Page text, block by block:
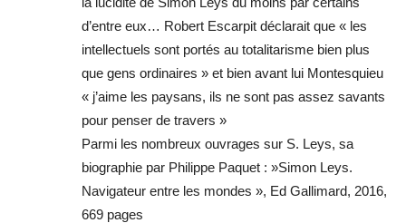
d’entre eux… Robert Escarpit déclarait que « les
intellectuels sont portés au totalitarisme bien plus
que gens ordinaires » et bien avant lui Montesquieu
« j’aime les paysans, ils ne sont pas assez savants
pour penser de travers »
Parmi les nombreux ouvrages sur S. Leys, sa
biographie par Philippe Paquet : »Simon Leys.
Navigateur entre les mondes », Ed Gallimard, 2016,
669 pages